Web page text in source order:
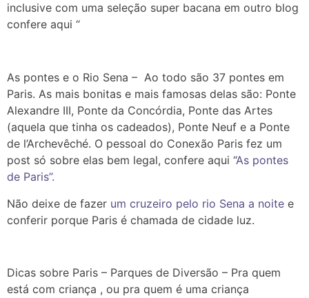
inclusive com uma seleção super bacana em outro blog
confere aqui “
As pontes e o Rio Sena – Ao todo são 37 pontes em
Paris. As mais bonitas e mais famosas delas são: Ponte
Alexandre III, Ponte da Concórdia, Ponte das Artes
(aquela que tinha os cadeados), Ponte Neuf e a Ponte
de l’Archevêché. O pessoal do Conexão Paris fez um
post só sobre elas bem legal, confere aqui “As pontes
de Paris”.
Não deixe de fazer um cruzeiro pelo rio Sena a noite e
conferir porque Paris é chamada de cidade luz.
Dicas sobre Paris – Parques de Diversão – Pra quem
está com criança , ou pra quem é uma criança